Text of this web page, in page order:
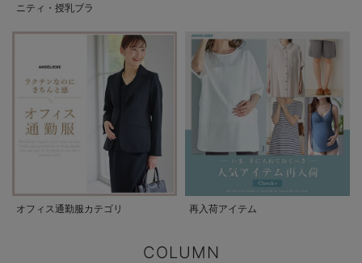
ニティ・授乳ブラ
オフィス通勤服カテゴリ 再入荷アイテム
COLUMN